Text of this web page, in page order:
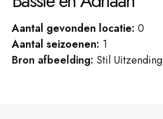
Aantal gevonden locatie: 0
Aantal seizoenen: 1
Bron afbeelding: Stil Uitzending